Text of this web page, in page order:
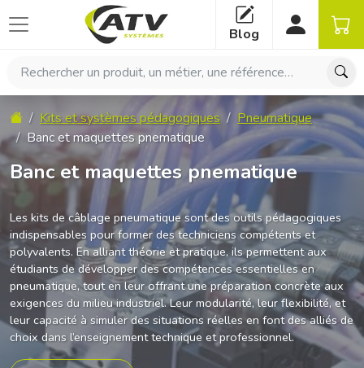
Rechercher un produit, un métier, une référence…
Blog
AccueilKits et systèmes pédagogiques
Pneumatique
Banc et maquettes pnematique
Banc et maquettes pnematique
Les kits de câblage pneumatique sont des outils pédagogiques
indispensables pour former des techniciens compétents et
polyvalents. En alliant théorie et pratique, ils permettent aux
étudiants de développer des compétences essentielles en
pneumatique, tout en leur offrant une préparation concrète aux
exigences du milieu industriel. Leur modularité, leur flexibilité, et
leur capacité à simuler des situations réelles en font des alliés de
choix dans l’enseignement technique et professionnel.
Panneau de gestion des cookies